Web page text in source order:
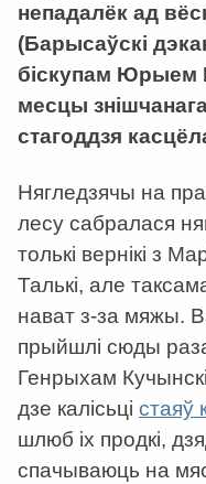
непадалёк ад
(Барысаўскі
біскупам Юрыем
месцы
стагоддзя
Нягледзячы на
лесу сабралася
толькі вернікі з
Талькі, але
нават з-за мяжы.
прыйшлі сюды
Генрыхам
дзе калісьці стаяў
шлюб іх продкі,
спачываюць на